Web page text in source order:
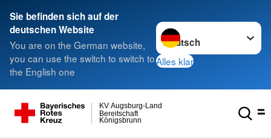
Sie befinden sich auf der
deutschen Website
You are on the German website,
you can use the switch to switch to
the English one
Sprache wechseln zu
Alles klar
Königsbrunn
Bereitschaft
KV Augsburg-Land